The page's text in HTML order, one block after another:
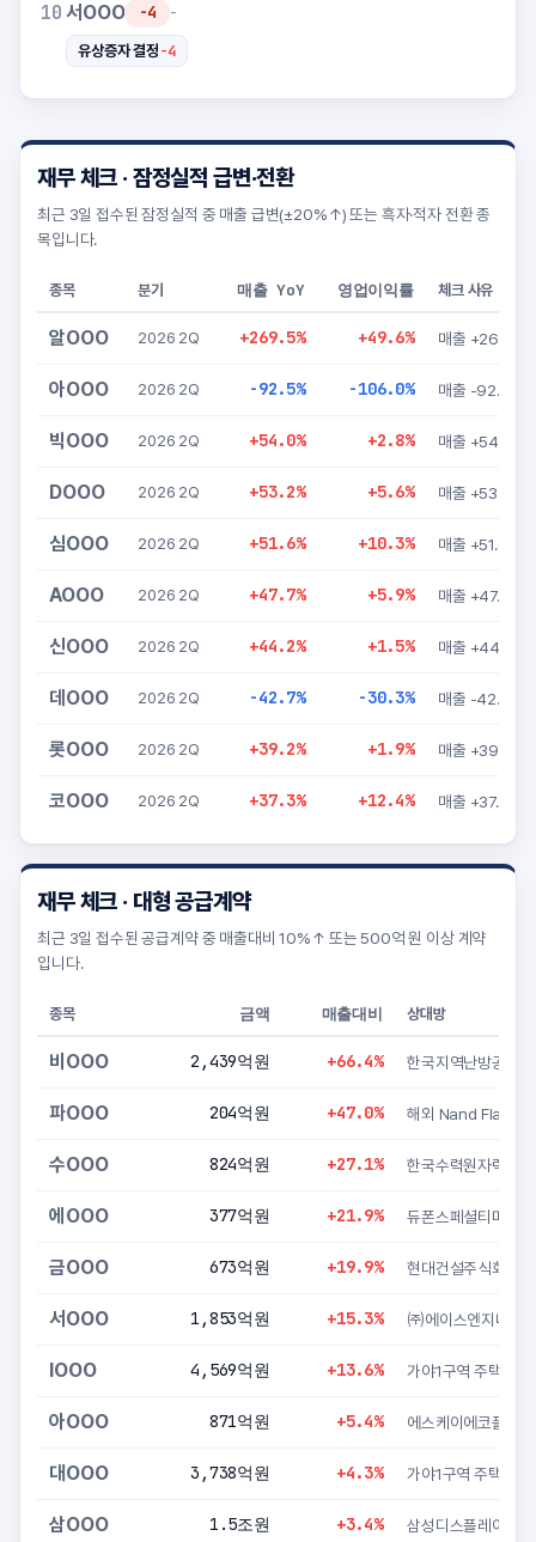
10 서OOO -4 -
유상증자 결정 -4
재무 체크 · 잠정실적 급변·전환
최근 3일 접수된 잠정실적 중 매출 급변(±20%↑) 또는 흑자·적자 전환 종
목입니다.
종목 분기 매출 YoY 영업이익률 체크 사유
알OOO 2026 2Q +269.5% +49.6%
아OOO 2026 2Q -92.5% -106.0%
빅OOO 2026 2Q +54.0% +2.8% 매출 +54.0%
DOOO 2026 2Q +53.2% +5.6% 매출 +53.2%
심OOO 2026 2Q +51.6% +10.3%
AOOO 2026 2Q +47.7% +5.9% 매출 +47.7%
신OOO 2026 2Q +44.2% +1.5% 매출 +44.2%
데OOO 2026 2Q -42.7% -30.3%
롯OOO 2026 2Q +39.2% +1.9%
코OOO 2026 2Q +37.3% +12.4% 매출 +37.3%
재무 체크 · 대형 공급계약
최근 3일 접수된 공급계약 중 매출대비 10%↑ 또는 500억 원 이상 계약
입니다.
종목 금액 매출대비 상대방
비OOO 2,439억원 +66.4% 한국지역난방공사
파OOO 204억원 +47.0%
수OOO 824억원 +27.1% 한국수력원자력(주)
에OOO 377억원 +21.9%
금OOO 673억원 +19.9% 현대건설주식회사
서OOO 1,853억원 +15.3% ㈜에이스엔지니어
IOOO 4,569억원 +13.6%
아OOO 871억원 +5.4%
대OOO 3,738억원 +4.3%
삼OOO 1.5조원 +3.4%